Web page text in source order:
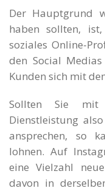
Der Hauptgrund
haben sollten,
soziales Online-
den Social
Kunden sich mit
Sollten Sie
Dienstleistung
ansprechen, so
lohnen. Auf
eine Vielzahl
davon in